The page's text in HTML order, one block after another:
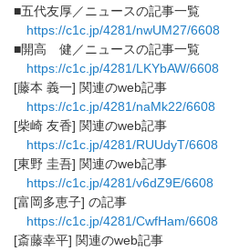
■五代友厚／ニュースの記事一覧
https://c1c.jp/4281/nwUM27/6608
■開高 健／ニュースの記事一覧
https://c1c.jp/4281/LKYbAW/6608
[藤本 義一] 関連のweb記事
https://c1c.jp/4281/naMk22/6608
[柴崎 友香] 関連のweb記事
https://c1c.jp/4281/RUUdyT/6608
[東野 圭吾] 関連のweb記事
https://c1c.jp/4281/v6dZ9E/6608
[富岡多恵子] の記事
https://c1c.jp/4281/CwfHam/6608
[斎藤幸平] 関連のweb記事